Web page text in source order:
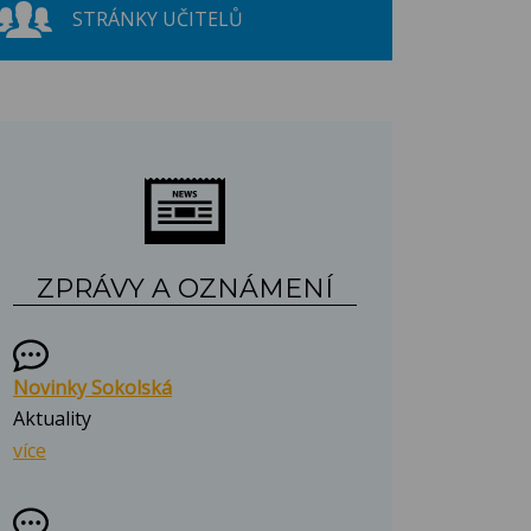
STRÁNKY UČITELŮ
ZPRÁVY A OZNÁMENÍ
Novinky Sokolská
Aktuality
více